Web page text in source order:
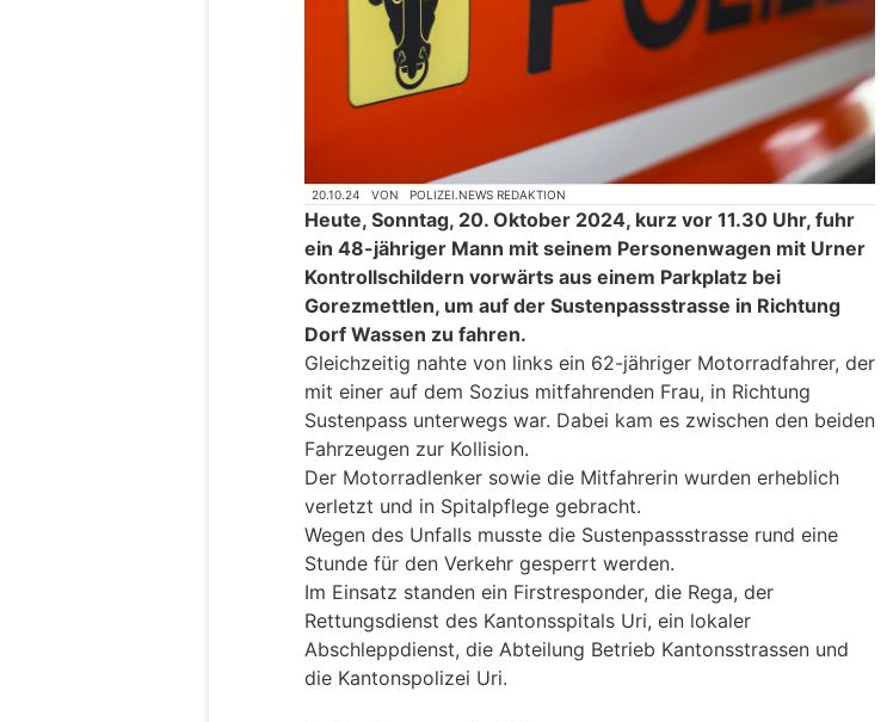
20.10.24 VON POLIZEI.NEWS REDAKTION
Heute, Sonntag, 20. Oktober 2024, kurz vor 11.30 Uhr, fuhr
ein 48-jähriger Mann mit seinem Personenwagen mit Urner
Kontrollschildern vorwärts aus einem Parkplatz bei
Gorezmettlen, um auf der Sustenpassstrasse in Richtung
Dorf Wassen zu fahren.
Gleichzeitig nahte von links ein 62-jähriger Motorradfahrer, der
mit einer auf dem Sozius mitfahrenden Frau, in Richtung
Sustenpass unterwegs war. Dabei kam es zwischen den beiden
Fahrzeugen zur Kollision.
Der Motorradlenker sowie die Mitfahrerin wurden erheblich
verletzt und in Spitalpflege gebracht.
Wegen des Unfalls musste die Sustenpassstrasse rund eine
Stunde für den Verkehr gesperrt werden.
Im Einsatz standen ein Firstresponder, die Rega, der
Rettungsdienst des Kantonsspitals Uri, ein lokaler
Abschleppdienst, die Abteilung Betrieb Kantonsstrassen und
die Kantonspolizei Uri.